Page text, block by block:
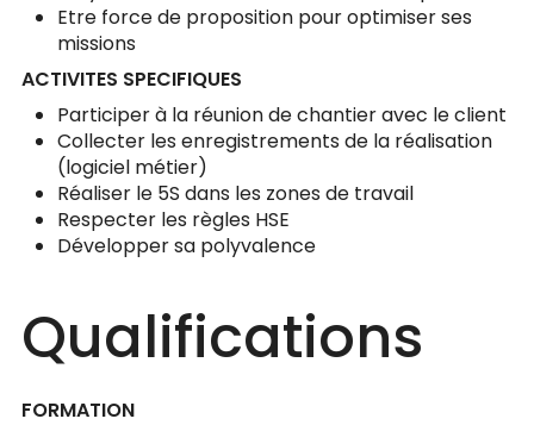
Etre force de proposition pour optimiser ses
missions
ACTIVITES SPECIFIQUES
Participer à la réunion de chantier avec le client
Collecter les enregistrements de la réalisation
(logiciel métier)
Réaliser le 5S dans les zones de travail
Respecter les règles HSE
Développer sa polyvalence
Qualifications
FORMATION